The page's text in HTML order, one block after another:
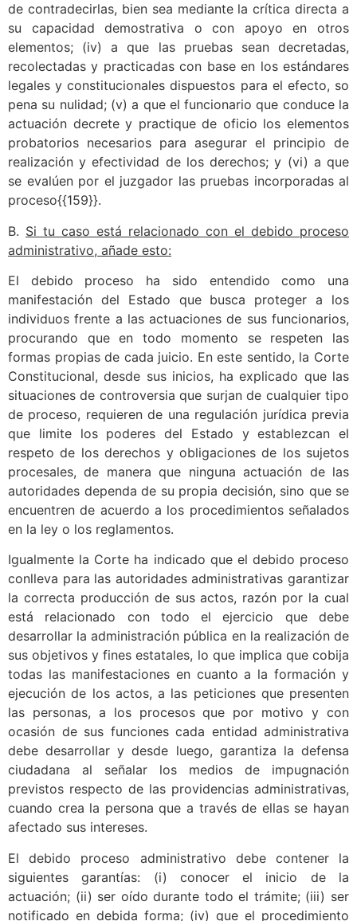
de contradecirlas, bien sea mediante la crítica directa a
su capacidad demostrativa o con apoyo en otros
elementos; (iv) a que las pruebas sean decretadas,
recolectadas y practicadas con base en los estándares
legales y constitucionales dispuestos para el efecto, so
pena su nulidad; (v) a que el funcionario que conduce la
actuación decrete y practique de oficio los elementos
probatorios necesarios para asegurar el principio de
realización y efectividad de los derechos; y (vi) a que
se evalúen por el juzgador las pruebas incorporadas al
proceso{{159}}.
B. Si tu caso está relacionado con el debido proceso
administrativo, añade esto:
El debido proceso ha sido entendido como una
manifestación del Estado que busca proteger a los
individuos frente a las actuaciones de sus funcionarios,
procurando que en todo momento se respeten las
formas propias de cada juicio. En este sentido, la Corte
Constitucional, desde sus inicios, ha explicado que las
situaciones de controversia que surjan de cualquier tipo
de proceso, requieren de una regulación jurídica previa
que limite los poderes del Estado y establezcan el
respeto de los derechos y obligaciones de los sujetos
procesales, de manera que ninguna actuación de las
autoridades dependa de su propia decisión, sino que se
encuentren de acuerdo a los procedimientos señalados
en la ley o los reglamentos.
Igualmente la Corte ha indicado que el debido proceso
conlleva para las autoridades administrativas garantizar
la correcta producción de sus actos, razón por la cual
está relacionado con todo el ejercicio que debe
desarrollar la administración pública en la realización de
sus objetivos y fines estatales, lo que implica que cobija
todas las manifestaciones en cuanto a la formación y
ejecución de los actos, a las peticiones que presenten
las personas, a los procesos que por motivo y con
ocasión de sus funciones cada entidad administrativa
debe desarrollar y desde luego, garantiza la defensa
ciudadana al señalar los medios de impugnación
previstos respecto de las providencias administrativas,
cuando crea la persona que a través de ellas se hayan
afectado sus intereses.
El debido proceso administrativo debe contener la
siguientes garantías: (i) conocer el inicio de la
actuación; (ii) ser oído durante todo el trámite; (iii) ser
notificado en debida forma; (iv) que el procedimiento